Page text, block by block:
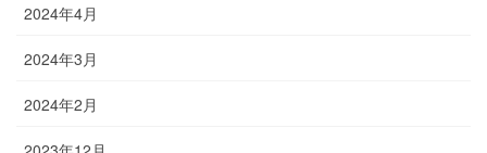
2024年4月
2024年3月
2024年2月